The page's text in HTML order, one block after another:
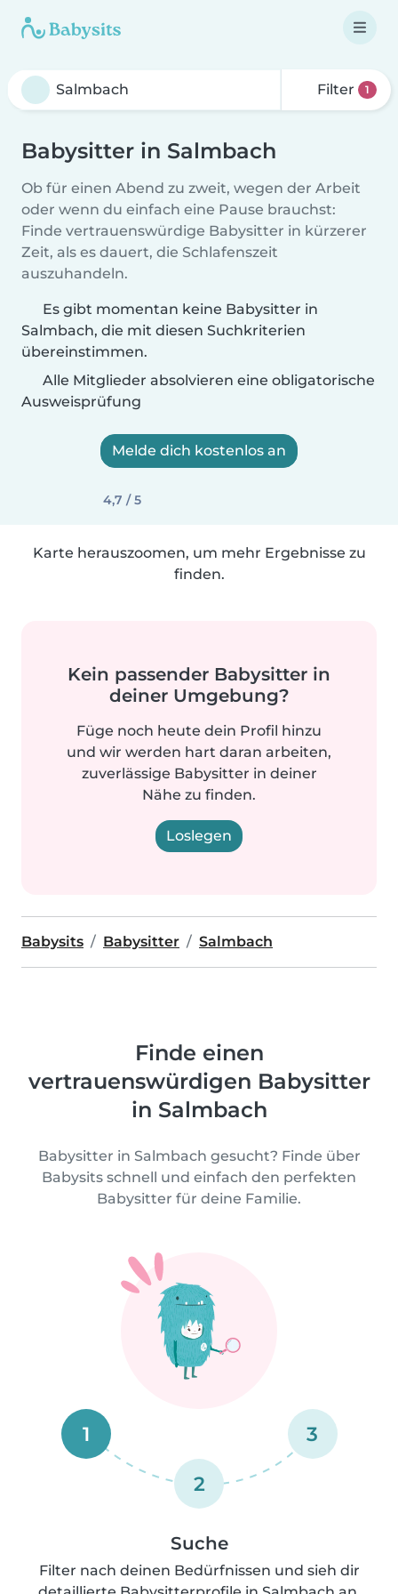
Filter 1
Babysitter in Salmbach
Ob für einen Abend zu zweit, wegen der Arbeit
oder wenn du einfach eine Pause brauchst:
Finde vertrauenswürdige Babysitter in kürzerer
Zeit, als es dauert, die Schlafenszeit
auszuhandeln.
Es gibt momentan keine Babysitter in
Salmbach, die mit diesen Suchkriterien
übereinstimmen.
Alle Mitglieder absolvieren eine obligatorische
Ausweisprüfung
Melde dich kostenlos an
4,7 / 5
Karte herauszoomen, um mehr Ergebnisse zu
finden.
Kein passender Babysitter in
deiner Umgebung?
Füge noch heute dein Profil hinzu
und wir werden hart daran arbeiten,
zuverlässige Babysitter in deiner
Nähe zu finden.
Loslegen
Babysits Babysitter Salmbach
Finde einen
vertrauenswürdigen Babysitter
in Salmbach
Babysitter in Salmbach gesucht? Finde über
Babysits schnell und einfach den perfekten
Babysitter für deine Familie.
1
2
3
Suche
Filter nach deinen Bedürfnissen und sieh dir